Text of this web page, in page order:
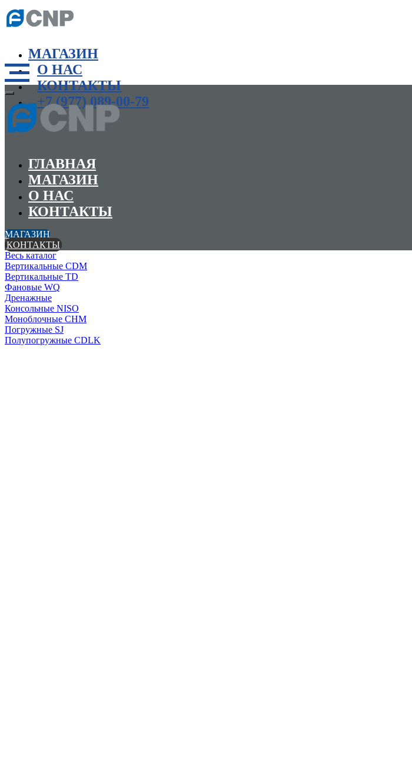
МАГАЗИН
О НАС
КОНТАКТЫ
+7 (977) 089-00-79
ГЛАВНАЯ
МАГАЗИН
О НАС
КОНТАКТЫ
МАГАЗИН
КОНТАКТЫ
Весь каталог
Вертикальные CDM
Вертикальные TD
Фановые WQ
Дренажные
Консольные NISO
Моноблочные CHМ
Погружные SJ
Полупогружные CDLK